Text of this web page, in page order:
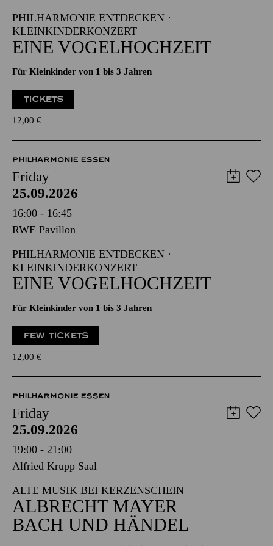
PHILHARMONIE ENTDECKEN ·
KLEINKINDERKONZERT
EINE VOGELHOCHZEIT
Für Kleinkinder von 1 bis 3 Jahren
TICKETS
12,00 €
PHILHARMONIE ESSEN
Friday
25.09.2026
16:00 - 16:45
RWE Pavillon
PHILHARMONIE ENTDECKEN ·
KLEINKINDERKONZERT
EINE VOGELHOCHZEIT
Für Kleinkinder von 1 bis 3 Jahren
FEW TICKETS
12,00 €
PHILHARMONIE ESSEN
Friday
25.09.2026
19:00 - 21:00
Alfried Krupp Saal
ALTE MUSIK BEI KERZENSCHEIN
ALBRECHT MAYER
BACH UND HÄNDEL